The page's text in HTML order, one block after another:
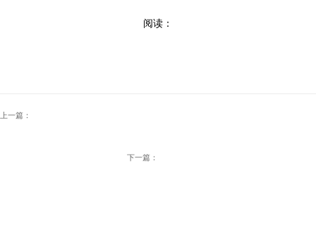
阅读：
上一篇：
下一篇：